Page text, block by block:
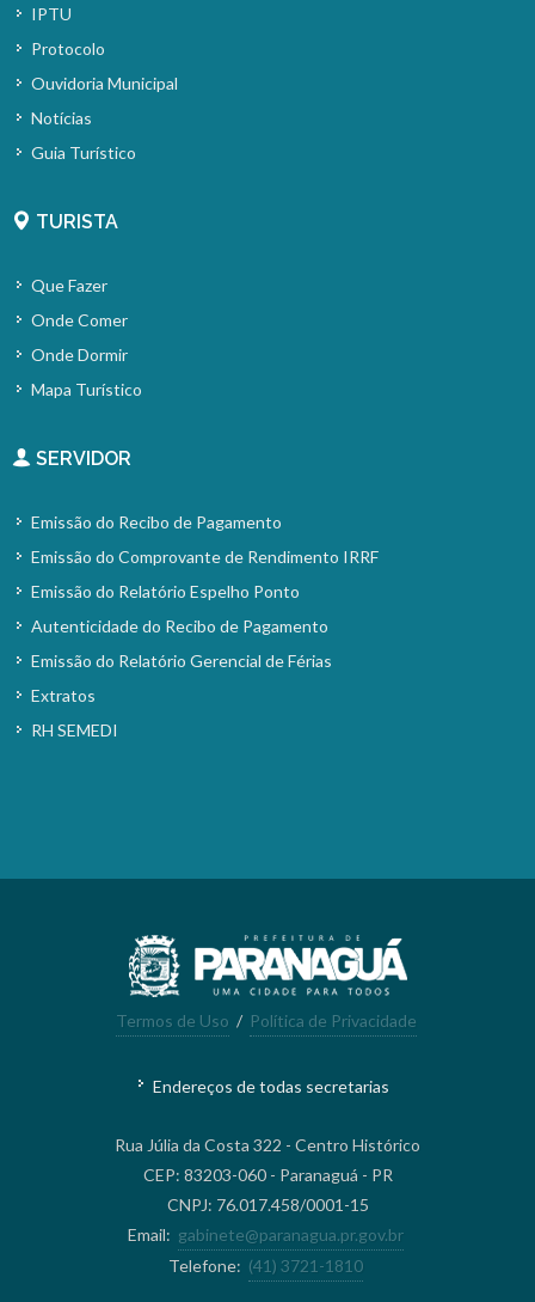
IPTU
Protocolo
Ouvidoria Municipal
Notícias
Guia Turístico
TURISTA
Que Fazer
Onde Comer
Onde Dormir
Mapa Turístico
SERVIDOR
Emissão do Recibo de Pagamento
Emissão do Comprovante de Rendimento IRRF
Emissão do Relatório Espelho Ponto
Autenticidade do Recibo de Pagamento
Emissão do Relatório Gerencial de Férias
Extratos
RH SEMEDI
Termos de Uso / Política de Privacidade
Endereços de todas secretarias
Rua Júlia da Costa 322 - Centro Histórico
CEP: 83203-060 - Paranaguá - PR
CNPJ: 76.017.458/0001-15
Email: gabinete@paranagua.pr.gov.br
Telefone: (41) 3721-1810